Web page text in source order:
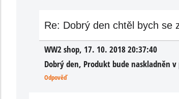
Re: Dobrý den chtěl bych se
WW2 shop, 17. 10. 2018 20:37:40
Dobrý den, Produkt bude naskladněn
Odpověď
US liner pro helmy
M1- plast
Jedná se o poválečný